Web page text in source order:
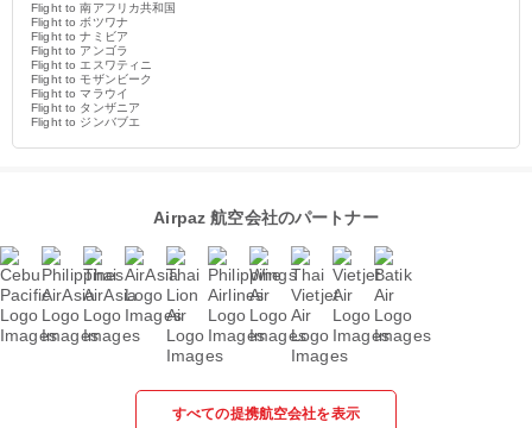
Flight to 南アフリカ共和国
Flight to ボツワナ
Flight to ナミビア
Flight to アンゴラ
Flight to エスワティニ
Flight to モザンビーク
Flight to マラウイ
Flight to タンザニア
Flight to ジンバブエ
Airpaz 航空会社のパートナー
すべての提携航空会社を表示